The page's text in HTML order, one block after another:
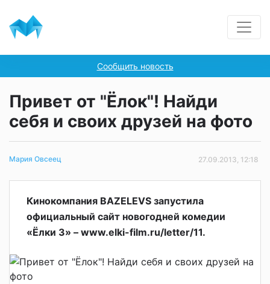
Сообщить новость
Привет от "Ёлок"! Найди
себя и своих друзей на фото
Мария Овсеец 27.09.2013, 12:18
Кинокомпания BAZELEVS запустила
официальный сайт новогодней комедии
«Ёлки 3» – www.elki-film.ru/letter/11.